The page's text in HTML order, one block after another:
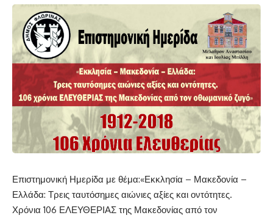
Επιστημονική Ημερίδα με θέμα:«Εκκλησία – Μακεδονία –
Ελλάδα: Τρεις ταυτόσημες αιώνιες αξίες και οντότητες.
Χρόνια 106 ΕΛΕΥΘΕΡΙΑΣ της Μακεδονίας από τον